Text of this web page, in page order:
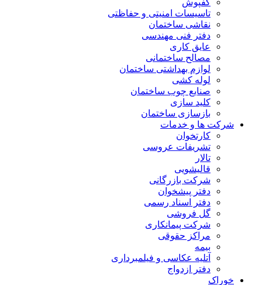
کفپوش
تاسیسات امنیتی و حفاظتی
نقاشی ساختمان
دفتر فنی مهندسی
عایق کاری
مصالح ساختمانی
لوازم بهداشتی ساختمان
لوله کشی
صنایع چوب ساختمان
کلید سازی
بازسازی ساختمان
شرکت ها و خدمات
کارتخوان
تشریفات عروسی
تالار
قالیشویی
شرکت بازرگانی
دفتر پیشخوان
دفتر اسناد رسمی
گل فروشی
شرکت پیمانکاری
مراکز حقوقی
بیمه
آتلیه عکاسی و فیلمبرداری
دفتر ازدواج
خوراک